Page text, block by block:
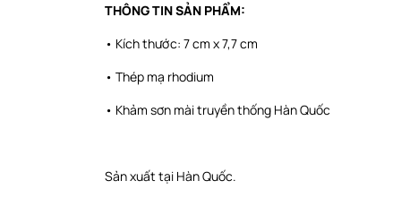
THÔNG TIN SẢN PHẨM:
• Kích thước: 7 cm x 7,7 cm
• Thép mạ rhodium
• Khảm sơn mài truyền thống Hàn Quốc
Sản xuất tại Hàn Quốc.